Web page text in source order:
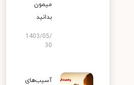
میمون
بدانید
1403/05/
30
آسیب‌های